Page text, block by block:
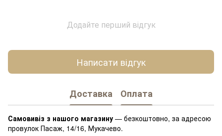
Додайте перший відгук
Написати відгук
Доставка Оплата
Самовивіз з нашого магазину — безкоштовно, за адресою
провулок Пасаж, 14/16, Мукачево.